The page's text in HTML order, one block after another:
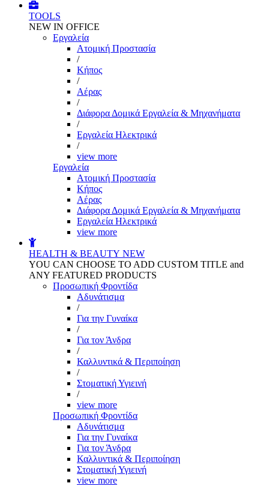
TOOLS
NEW IN OFFICE
Εργαλεία
Aτομική Προστασία
/
Kήπος
/
Αέρας
/
Διάφορα Δομικά Εργαλεία & Μηχανήματα
/
Εργαλεία Ηλεκτρικά
/
view more
Εργαλεία
Aτομική Προστασία
Kήπος
Αέρας
Διάφορα Δομικά Εργαλεία & Μηχανήματα
Εργαλεία Ηλεκτρικά
view more
HEALTH & BEAUTY NEW
YOU CAN CHOOSE TO ADD CUSTOM TITLE and
ANY FEATURED PRODUCTS
Προσωπική Φροντίδα
Αδυνάτισμα
/
Για την Γυναίκα
/
Για τον Άνδρα
/
Καλλυντικά & Περιποίηση
/
Στοματική Υγιεινή
/
view more
Προσωπική Φροντίδα
Αδυνάτισμα
Για την Γυναίκα
Για τον Άνδρα
Καλλυντικά & Περιποίηση
Στοματική Υγιεινή
view more